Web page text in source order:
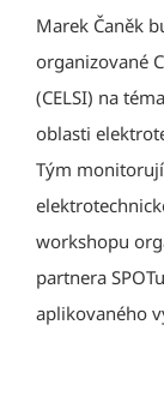
Marek Čaněk
organizované
(CELSI) na
oblasti
Tým
workshopu
partnera
aplikovaného